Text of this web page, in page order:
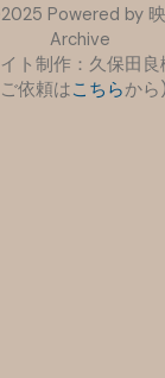
d g
r
a
m
t
e
r
Powered by
Archive
ト制作：久保田良
依頼はこちらから)